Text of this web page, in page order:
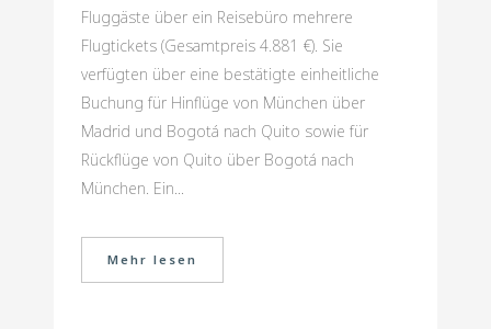
Fluggäste über ein Reisebüro mehrere
Flugtickets (Gesamtpreis 4.881 €). Sie
verfügten über eine bestätigte einheitliche
Buchung für Hinflüge von München über
Madrid und Bogotá nach Quito sowie für
Rückflüge von Quito über Bogotá nach
München. Ein...
Mehr lesen